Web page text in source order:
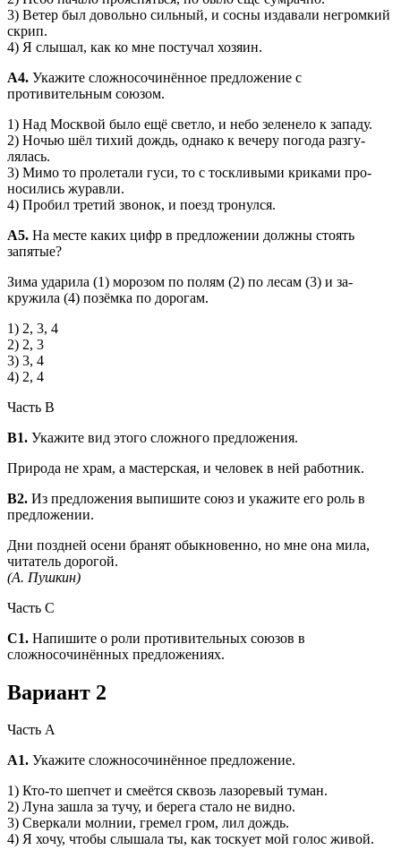
3) Ветер был довольно сильный, и сосны издавали негром­кий
скрип.
4) Я слышал, как ко мне постучал хозяин.
А4. Укажите сложносочинённое предложение с
противительным союзом.
1) Над Москвой было ещё светло, и небо зеленело к западу.
2) Ночью шёл тихий дождь, однако к вечеру погода разгу­
лялась.
3) Мимо то пролетали гуси, то с тоскливыми криками про­
носились журавли.
4) Пробил третий звонок, и поезд тронулся.
A5. На месте каких цифр в предложении должны стоять
запятые?
Зима ударила (1) морозом по полям (2) по лесам (3) и за­
кружила (4) позёмка по дорогам.
1) 2, 3, 4
2) 2, 3
3) 3, 4
4) 2, 4
Часть В
В1. Укажите вид этого сложного предложения.
Природа не храм, а мастерская, и человек в ней работник.
В2. Из предложения выпишите союз и укажите его роль в
пред­ложении.
Дни поздней осени бранят обыкновенно, но мне она ми­ла,
читатель дорогой.
(А. Пушкин)
Часть С
С1. Напишите о роли противительных союзов в
сложносочинён­ных предложениях.
Вариант 2
Часть А
А1. Укажите сложносочинённое предложение.
1) Кто-то шепчет и смеётся сквозь лазоревый туман.
2) Луна зашла за тучу, и берега стало не видно.
3) Сверкали молнии, гремел гром, лил дождь.
4) Я хочу, чтобы слышала ты, как тоскует мой голос живой.